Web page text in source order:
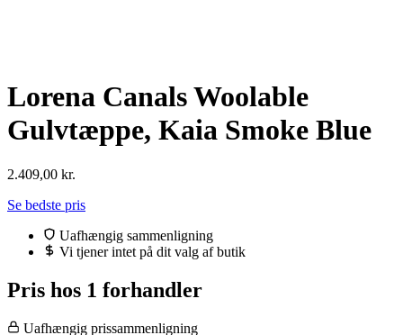
Lorena Canals Woolable
Gulvtæppe, Kaia Smoke Blue
2.409,00 kr.
Se bedste pris
Uafhængig sammenligning
Vi tjener intet på dit valg af butik
Pris hos 1 forhandler
Uafhængig prissammenligning